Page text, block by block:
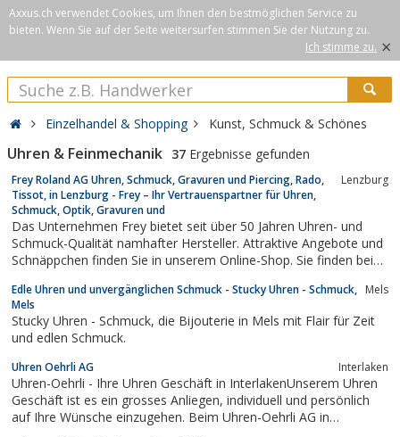
Axxus.ch verwendet Cookies, um Ihnen den bestmöglichen Service zu
bieten. Wenn Sie auf der Seite weitersurfen stimmen Sie der Nutzung zu.
Ich stimme zu. ×
Einzelhandel & Shopping Kunst, Schmuck & Schönes
Uhren & Feinmechanik 37 Ergebnisse gefunden
Frey Roland AG Uhren, Schmuck, Gravuren und Piercing, Rado,
Tissot, in Lenzburg - Frey – Ihr Vertrauenspartner für Uhren,
Schmuck, Optik, Gravuren und
Lenzburg
Das Unternehmen Frey bietet seit über 50 Jahren Uhren- und
Schmuck-Qualität namhafter Hersteller. Attraktive Angebote und
Schnäppchen finden Sie in unserem Online-Shop. Sie finden bei
Uhren Online kaufen.
Edle Uhren und unvergänglichen Schmuck - Stucky Uhren - Schmuck,
Mels
Mels
Stucky Uhren - Schmuck, die Bijouterie in Mels mit Flair für Zeit
und edlen Schmuck.
Uhren Oehrli AG Interlaken
Uhren-Oehrli - Ihre Uhren Geschäft in InterlakenUnserem Uhren
Geschäft ist es ein grosses Anliegen, individuell und persönlich
auf Ihre Wünsche einzugehen. Beim Uhren-Oehrli AG in